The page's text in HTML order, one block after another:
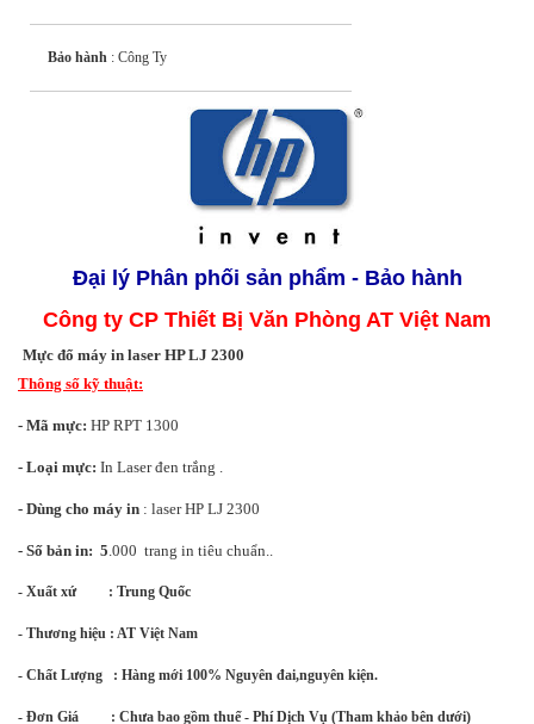
Bảo hành : Công Ty
Đại lý Phân phối sản phẩm - Bảo hành
Công ty CP Thiết Bị Văn Phòng AT Việt Nam
Mực đổ máy in laser HP LJ 2300
Thông số kỹ thuật:
- Mã mực: HP RPT 1300
- Loại mực: In Laser đen trắng .
- Dùng cho máy in : laserHP LJ 2300
- Số bản in: 5 .000 trang in tiêu chuẩn..
- Xuất xứ : Trung Quốc
- Thương hiệu : AT Việt Nam
- Chất Lượng : Hàng mới 100% Nguyên đai,nguyên kiện.
- Đơn Giá : Chưa bao gồm thuế - Phí Dịch Vụ (Tham khảo bên dưới)